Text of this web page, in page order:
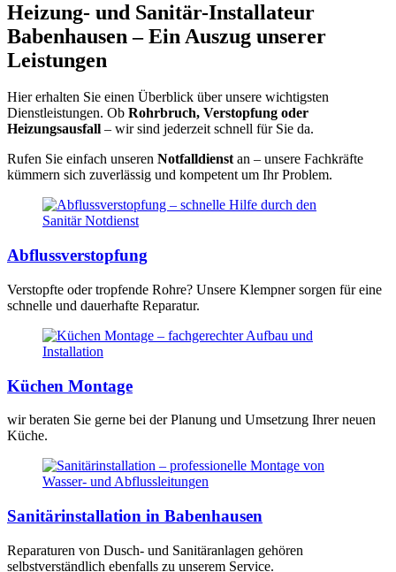
Heizung- und Sanitär-Installateur
Babenhausen – Ein Auszug unserer
Leistungen
Hier erhalten Sie einen Überblick über unsere wichtigsten
Dienstleistungen. Ob Rohrbruch, Verstopfung oder
Heizungsausfall – wir sind jederzeit schnell für Sie da.
Rufen Sie einfach unseren Notfalldienstan – unsere Fachkräfte
kümmern sich zuverlässig und kompetent um Ihr Problem.
Abflussverstopfung
Verstopfte oder tropfende Rohre? Unsere Klempner sorgen für eine
schnelle und dauerhafte Reparatur.
Küchen Montage
wir beraten Sie gerne bei der Planung und Umsetzung Ihrer neuen
Küche.
Sanitärinstallation in Babenhausen
Reparaturen von Dusch- und Sanitäranlagen gehören
selbstverständlich ebenfalls zu unserem Service.